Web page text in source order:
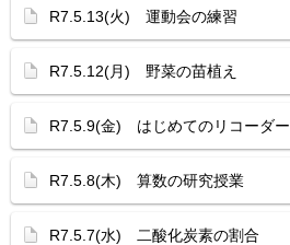
R7.5.13(火) 運動会の練習
R7.5.12(月) 野菜の苗植え
R7.5.9(金) はじめてのリコーダー
R7.5.8(木) 算数の研究授業
R7.5.7(水) 二酸化炭素の割合